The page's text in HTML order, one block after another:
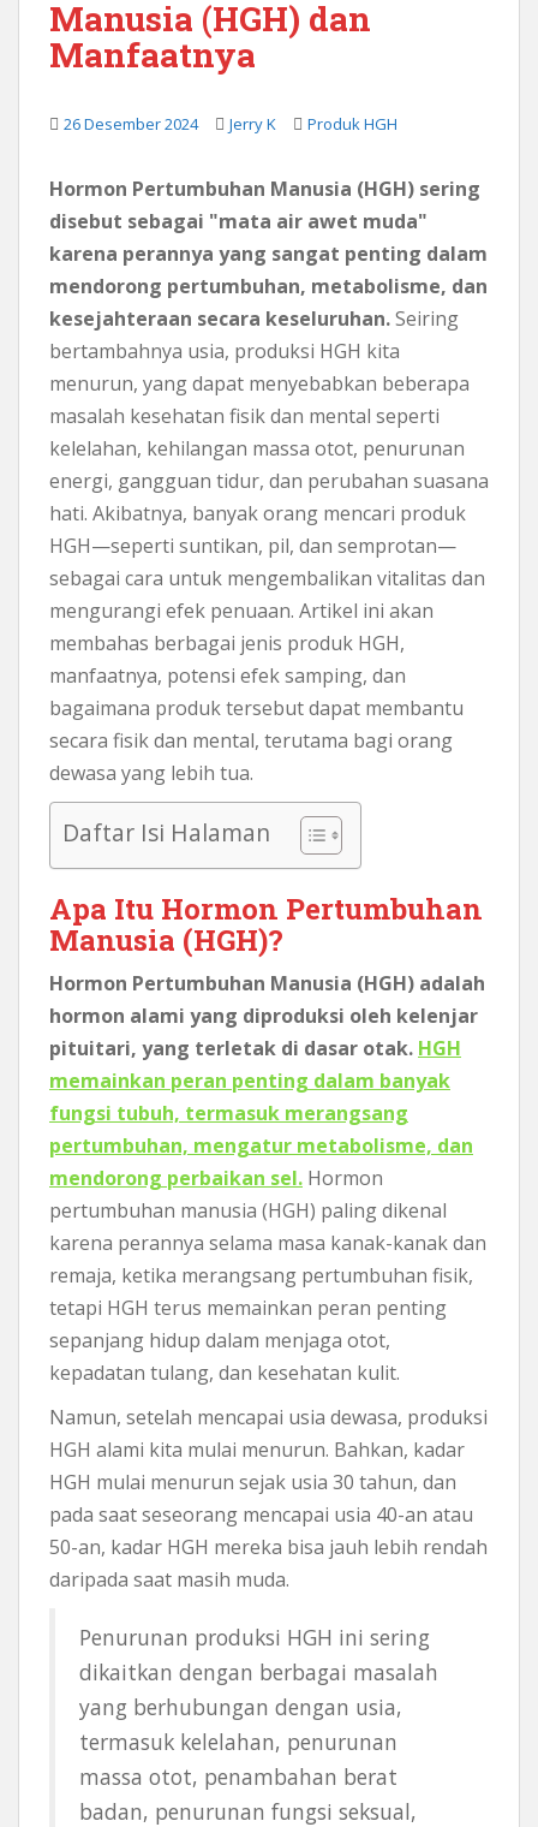
Manusia (HGH) dan
Manfaatnya
26 Desember 2024 Jerry K Produk HGH
Hormon Pertumbuhan Manusia (HGH) sering
disebut sebagai "mata air awet muda"
karena perannya yang sangat penting dalam
mendorong pertumbuhan, metabolisme, dan
kesejahteraan secara keseluruhan.Seiring
bertambahnya usia, produksi HGH kita
menurun, yang dapat menyebabkan beberapa
masalah kesehatan fisik dan mental seperti
kelelahan, kehilangan massa otot, penurunan
energi, gangguan tidur, dan perubahan suasana
hati. Akibatnya, banyak orang mencari produk
HGH—seperti suntikan, pil, dan semprotan—
sebagai cara untuk mengembalikan vitalitas dan
mengurangi efek penuaan. Artikel ini akan
membahas berbagai jenis produk HGH,
manfaatnya, potensi efek samping, dan
bagaimana produk tersebut dapat membantu
secara fisik dan mental, terutama bagi orang
dewasa yang lebih tua.
Daftar Isi Halaman
Apa Itu Hormon Pertumbuhan
Manusia (HGH)?
Hormon Pertumbuhan Manusia (HGH) adalah
hormon alami yang diproduksi oleh kelenjar
pituitari, yang terletak di dasar otak. HGH
memainkan peran penting dalam banyak
fungsi tubuh, termasuk merangsang
pertumbuhan, mengatur metabolisme, dan
mendorong perbaikan sel. Hormon
pertumbuhan manusia (HGH) paling dikenal
karena perannya selama masa kanak-kanak dan
remaja, ketika merangsang pertumbuhan fisik,
tetapi HGH terus memainkan peran penting
sepanjang hidup dalam menjaga otot,
kepadatan tulang, dan kesehatan kulit.
Namun, setelah mencapai usia dewasa, produksi
HGH alami kita mulai menurun. Bahkan, kadar
HGH mulai menurun sejak usia 30 tahun, dan
pada saat seseorang mencapai usia 40-an atau
50-an, kadar HGH mereka bisa jauh lebih rendah
daripada saat masih muda.
Penurunan produksi HGH ini sering
dikaitkan dengan berbagai masalah
yang berhubungan dengan usia,
termasuk kelelahan, penurunan
massa otot, penambahan berat
badan, penurunan fungsi seksual,